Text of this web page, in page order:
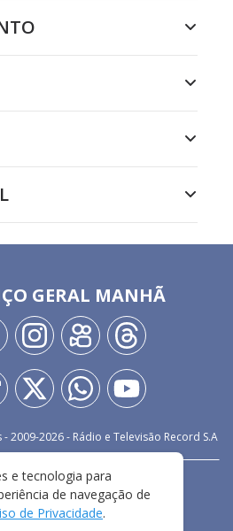
GERAL MANHÃ
2009-2026- Rádio e Televisão Record S.A
CONOSCO
PRIVACIDADE
CONDIÇÕES DE USO
e tecnologia para
de navegação de
de Privacidade.